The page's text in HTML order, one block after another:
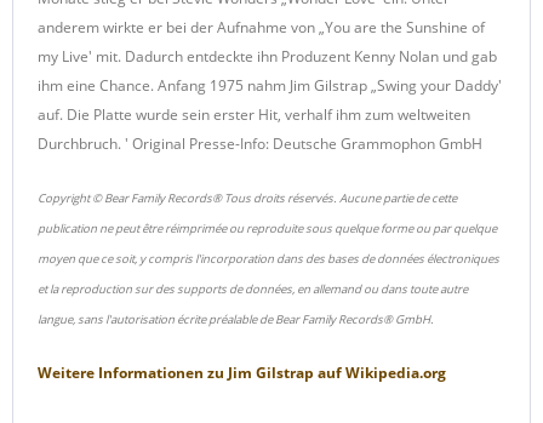
anderem wirkte er bei der Aufnahme von „You are the Sunshine of
my Live' mit. Dadurch entdeckte ihn Produzent Kenny Nolan und gab
ihm eine Chance. Anfang 1975 nahm Jim Gilstrap „Swing your Daddy'
auf. Die Platte wurde sein erster Hit, verhalf ihm zum weltweiten
Durchbruch. ' Original Presse-Info: Deutsche Grammophon GmbH
Copyright © Bear Family Records® Tous droits réservés. Aucune partie de cette
publication ne peut être réimprimée ou reproduite sous quelque forme ou par quelque
moyen que ce soit, y compris l'incorporation dans des bases de données électroniques
et la reproduction sur des supports de données, en allemand ou dans toute autre
langue, sans l'autorisation écrite préalable de Bear Family Records® GmbH.
Weitere Informationen zu Jim Gilstrap aufWikipedia.org